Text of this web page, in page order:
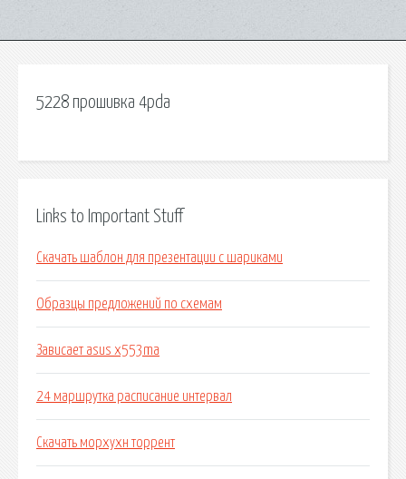
5228 прошивка 4pda
Links to Important Stuff
Скачать шаблон для презентации с шариками
Образцы предложений по схемам
Зависает asus x553ma
24 маршрутка расписание интервал
Скачать морхухн торрент